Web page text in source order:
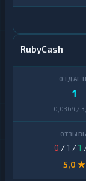
RubyCash
1
0,0364 /
0 /1 /1
5,0 ★